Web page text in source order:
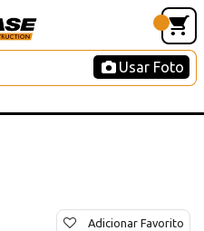
Usar Foto
Adicionar Favorito